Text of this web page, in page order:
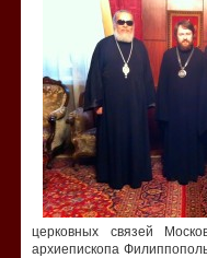
церковных связей
архиепископа